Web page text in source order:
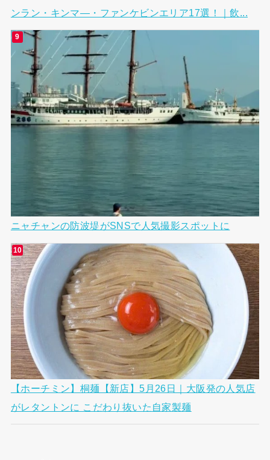
ンラン・キンマ―・ファンケビンエリア17選！｜飲...
ニャチャンの防波堤がSNSで人気撮影スポットに
【ホーチミン】桐麺【新店】5月26日｜大阪発の人気店
がレタントンに こだわり抜いた自家製麺